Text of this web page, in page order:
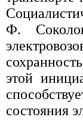
Ф.
этой
состояния